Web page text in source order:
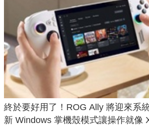
終於要好用了！ROG Ally 將迎來系
新 Windows 掌機殼模式讓操作就像